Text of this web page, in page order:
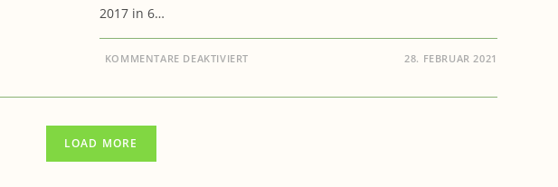
2017 in 6…
KOMMENTARE DEAKTIVIERT
…
28. FEBRUAR 2021
LOAD MORE